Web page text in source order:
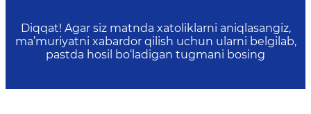
Diqqat! Agar siz matnda xatoliklarni aniqlasangiz,
ma’muriyatni xabardor qilish uchun ularni belgilab,
pastda hosil bo‘ladigan tugmani bosing